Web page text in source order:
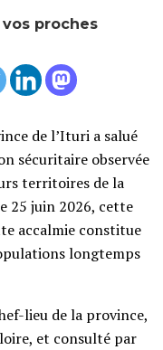
proches
de l’Ituri a salué
sécuritaire observée
territoires de la
25 juin 2026, cette
accalmie constitue
longtemps
lieu de la province,
et consulté par